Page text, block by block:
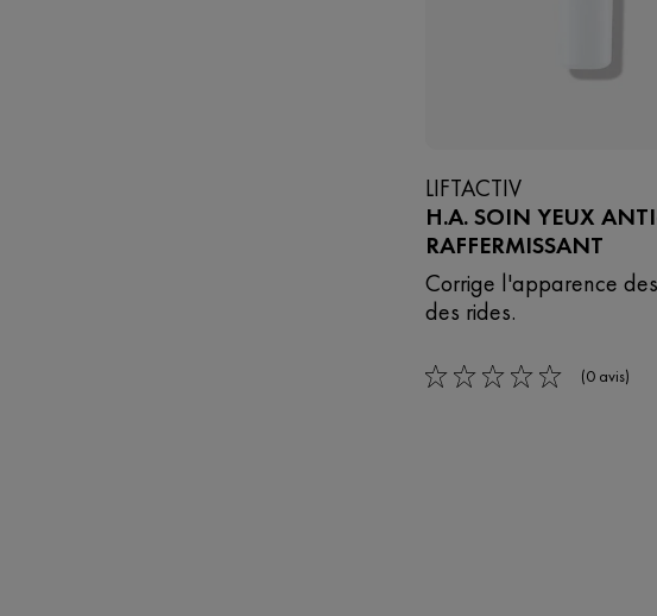
LIFTACTIV
H.A. SOIN YEUX
RAFFERMISSANT
Corrige l'apparence
des rides.
0/5 (0 avis)